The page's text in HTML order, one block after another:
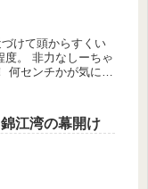
けて頭からすくい
度。 非力なしーちゃ
何センチかが気にな
江湾の幕開け